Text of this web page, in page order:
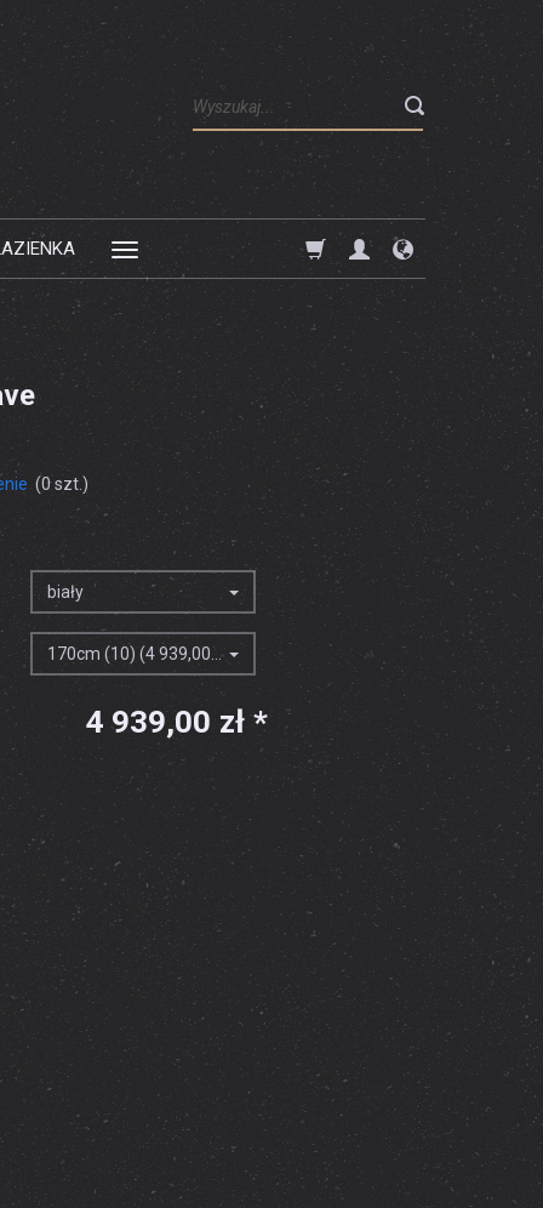
Wyszukaj
(0szt.)
biały
170cm (10) (4 939,00 zł)
4 939,00 zł *